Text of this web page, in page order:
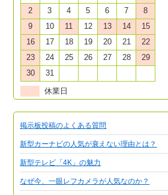
2
3 4 5 6 7
8
9
10 11 12 13 14
15
16
17 18 19 20 21
22
23
24 25 26 27 28
29
30
31
休業日
掲示板投稿のよくある質問
新型カーナビの人気が衰えない理由とは？
新型テレビ「4K」の魅力
なぜ今、一眼レフカメラが人気なのか？